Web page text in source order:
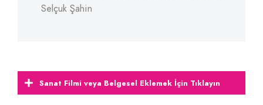
Selçuk Şahin
Sanat Filmi veya Belgesel Eklemek İçin Tıklayın